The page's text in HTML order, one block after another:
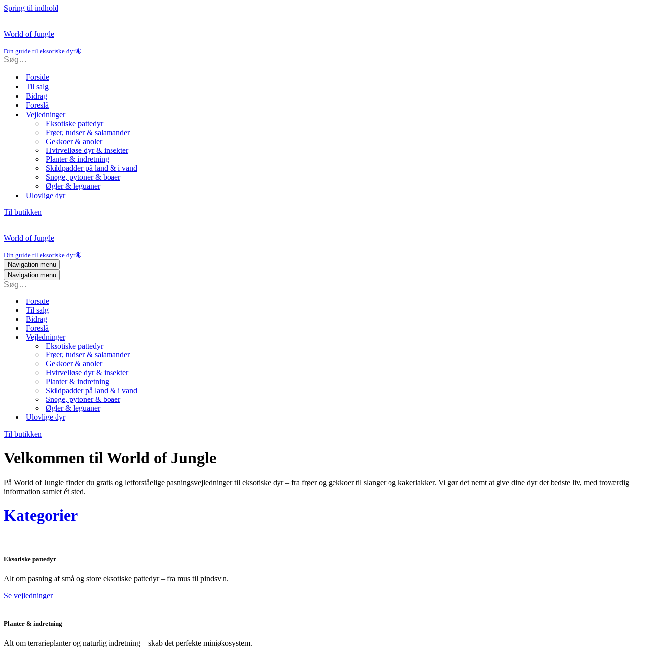
Spring til indhold
World of Jungle
Din guide til eksotiske dyr🦎
Forside
Til salg
Bidrag
Foreslå
Vejledninger
Eksotiske pattedyr
Frøer, tudser & salamander
Gekkoer & anoler
Hvirvelløse dyr & insekter
Planter & indretning
Skildpadder på land & i vand
Snoge, pytoner & boaer
Øgler & leguaner
Ulovlige dyr
Til butikken
World of Jungle
Din guide til eksotiske dyr🦎
Navigation menu
Navigation menu
Forside
Til salg
Bidrag
Foreslå
Vejledninger
Eksotiske pattedyr
Frøer, tudser & salamander
Gekkoer & anoler
Hvirvelløse dyr & insekter
Planter & indretning
Skildpadder på land & i vand
Snoge, pytoner & boaer
Øgler & leguaner
Ulovlige dyr
Til butikken
Velkommen til World of Jungle
På World of Jungle finder du gratis og letforståelige pasningsvejledninger til eksotiske dyr – fra frøer og gekkoer til slanger og kakerlakker. Vi gør det nemt at give dine dyr det bedste liv, med troværdig
information samlet ét sted.
Kategorier
Eksotiske pattedyr
Alt om pasning af små og store eksotiske pattedyr – fra mus til pindsvin.
Se vejledninger
Planter & indretning
Alt om terrarieplanter og naturlig indretning – skab det perfekte miniøkosystem.